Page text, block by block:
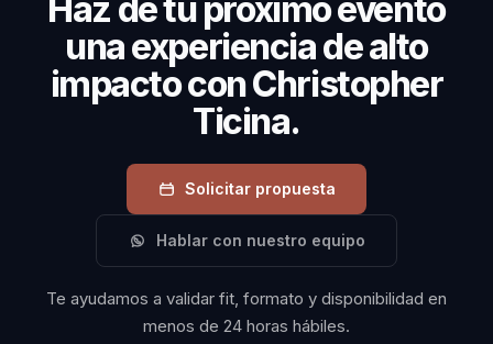
Haz de tu próximo evento
una experiencia de alto
impacto con Christopher
Ticina.
Solicitar propuesta
Hablar con nuestro equipo
Te ayudamos a validar fit, formato y disponibilidad en
menos de 24 horas hábiles.